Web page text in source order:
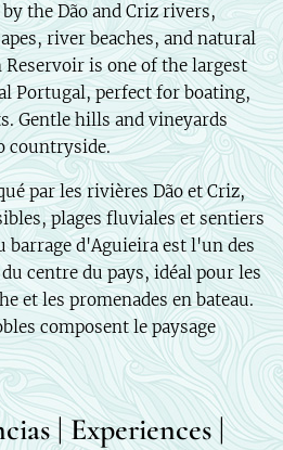
the Dão and Criz rivers,
river beaches, and natural
is one of the largest
Portugal, perfect for boating,
Gentle hills and vineyards
countryside.
par les rivières Dão et Criz,
plages fluviales et sentiers
barrage d'Aguieira est l'un des
centre du pays, idéal pour les
et les promenades en bateau.
composent le paysage
| Experiences |